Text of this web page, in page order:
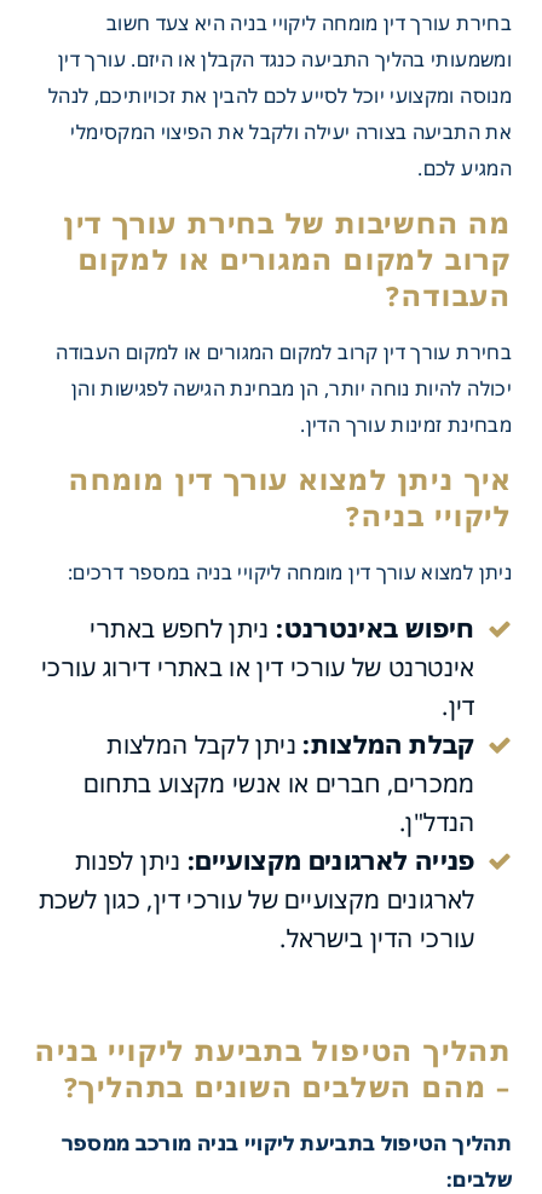
בחירת עורך דין
ליקויי בניה?
דין ליקויי בניה במרכז
בחירת עורך דין מומחה ליקויי בניה היא צעד חשוב
ומשמעותי בהליך התביעה כנגד הקבלן או היזם. עורך דין
מנוסה ומקצועי יוכל לסייע לכם להבין את זכויותיכם, לנהל
את התביעה בצורה יעילה ולקבל את הפיצוי המקסימלי
המגיע לכם.
של בחירת עורך דין
בחירת עורך דין קרוב למקום המגורים או למקום העבודה
יכולה להיות נוחה יותר, הן מבחינת הגישה לפגישות והן
מבחינת זמינות עורך הדין.
ניתן למצוא עורך דין מומחה ליקויי בניה במספר דרכים:
חיפוש באינטרנט: ניתן לחפש באתרי
אינטרנט של עורכי דין או באתרי דירוג עורכי
דין.
קבלת המלצות: ניתן לקבל המלצות
ממכרים, חברים או אנשי מקצוע בתחום
הנדל"ן.
פנייה לארגונים מקצועיים: ניתן לפנות
לארגונים מקצועיים של עורכי דין, כגון לשכת
עורכי הדין בישראל.
תהליך הטיפול בתביעת ליקויי בניה מורכב ממספר
שלבים: